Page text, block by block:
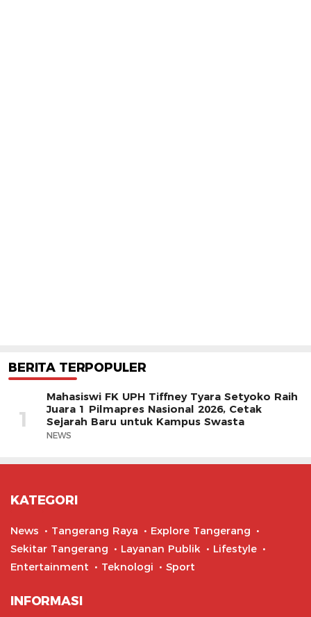
BERITA TERPOPULER
1
Mahasiswi FK UPH Tiffney Tyara Setyoko Raih
Juara 1 Pilmapres Nasional 2026, Cetak
Sejarah Baru untuk Kampus Swasta
NEWS
KATEGORI
News Tangerang Raya
Explore Tangerang
Sekitar Tangerang
Layanan Publik
Lifestyle
Entertainment
Teknologi Sport
INFORMASI